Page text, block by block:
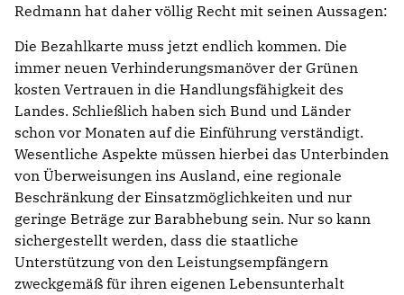
Redmann hat daher völlig Recht mit seinen Aussagen:
Die Bezahlkarte muss jetzt endlich kommen. Die
immer neuen Verhinderungsmanöver der Grünen
kosten Vertrauen in die Handlungsfähigkeit des
Landes. Schließlich haben sich Bund und Länder
schon vor Monaten auf die Einführung verständigt.
Wesentliche Aspekte müssen hierbei das Unterbinden
von Überweisungen ins Ausland, eine regionale
Beschränkung der Einsatzmöglichkeiten und nur
geringe Beträge zur Barabhebung sein. Nur so kann
sichergestellt werden, dass die staatliche
Unterstützung von den Leistungsempfängern
zweckgemäß für ihren eigenen Lebensunterhalt